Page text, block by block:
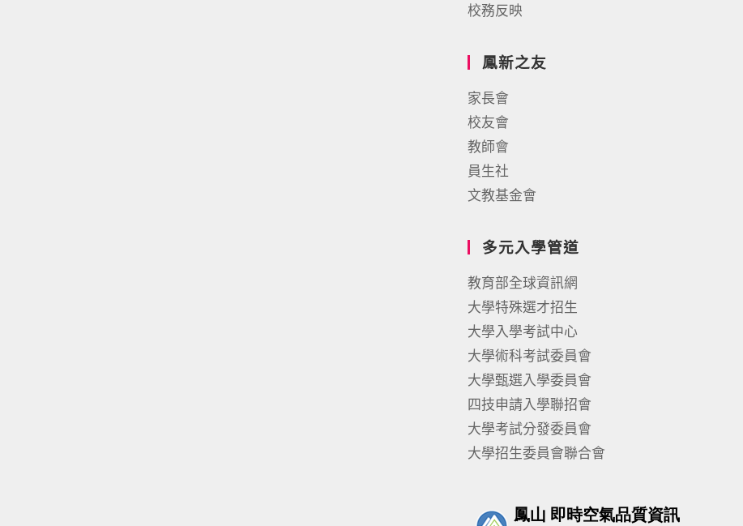
校務反映
鳳新之友
家長會
校友會
教師會
員生社
文教基金會
多元入學管道
教育部全球資訊網
大學特殊選才招生
大學入學考試中心
大學術科考試委員會
大學甄選入學委員會
四技申請入學聯招會
大學考試分發委員會
大學招生委員會聯合會